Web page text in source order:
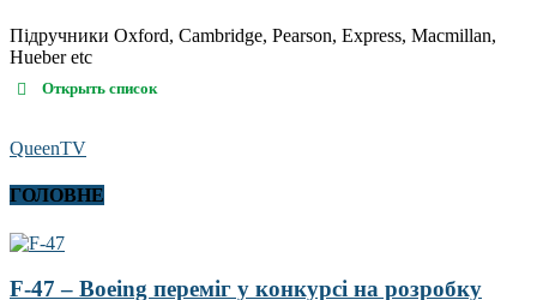
Підручники Oxford, Cambridge, Pearson, Express, Macmillan,
Hueber etc
Открыть список
QueenTV
ГОЛОВНЕ
F-47 – Boeing переміг у конкурсі на розробку